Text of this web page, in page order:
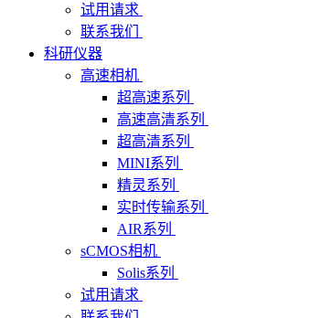
试用请求
联系我们
科研仪器
高速相机
超高速系列
高速高清系列
超高清系列
MINI系列
精灵系列
实时传输系列
AIR系列
sCMOS相机
Solis系列
试用请求